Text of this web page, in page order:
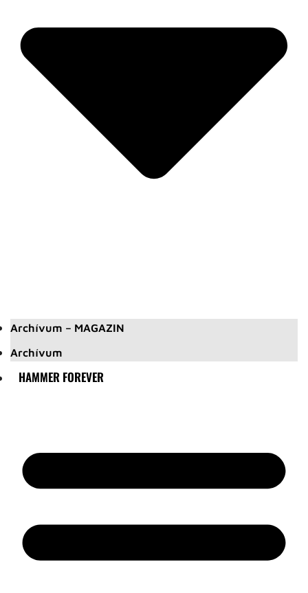
Archívum – MAGAZIN
Archívum
HAMMER FOREVER